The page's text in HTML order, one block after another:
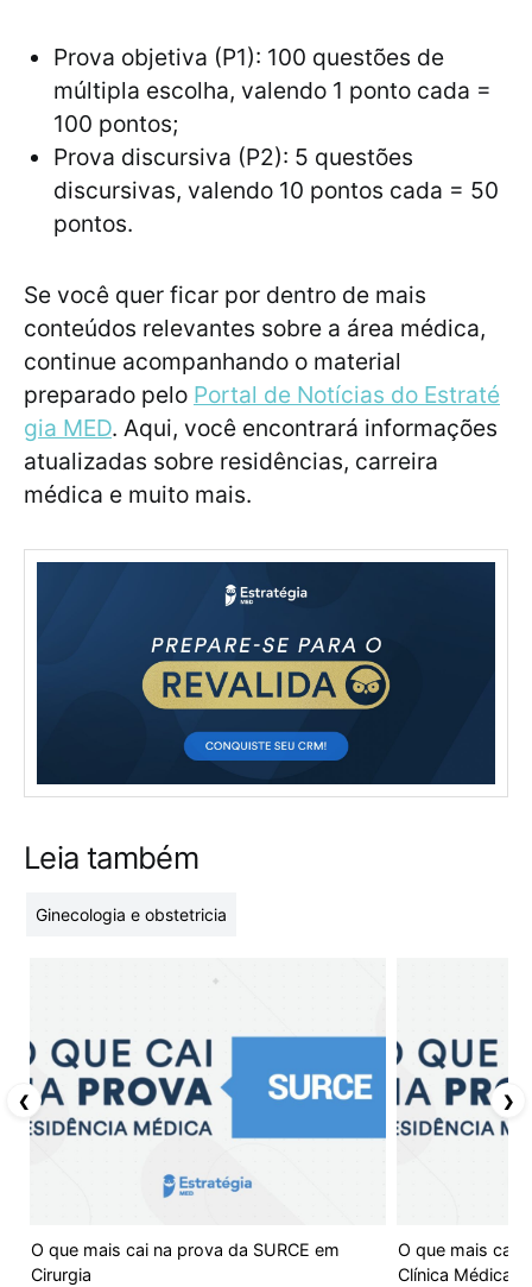
Prova objetiva (P1): 100 questões de
múltipla escolha, valendo 1 ponto cada =
100 pontos;
Prova discursiva (P2): 5 questões
discursivas, valendo 10 pontos cada = 50
pontos.
Se você quer ficar por dentro de mais
conteúdos relevantes sobre a área médica,
continue acompanhando o material
preparado pelo Portal de Notícias do Estraté
gia MED. Aqui, você encontrará informações
atualizadas sobre residências, carreira
médica e muito mais.
Leia também
Ginecologia e obstetricia
O que mais cai na prova da SURCE em
Cirurgia
O que mais cai
Clínica Médica
❮ ❯